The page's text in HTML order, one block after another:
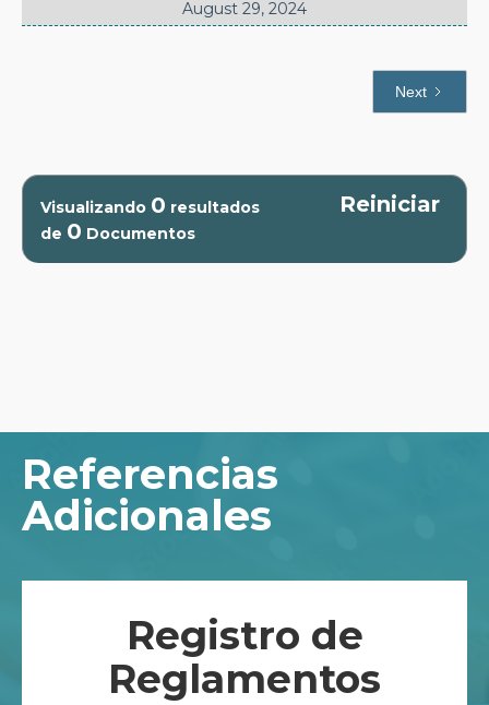
August 29, 2024
Next
Visualizando 0 resultados
de 0 Documentos
Reiniciar
Referencias
Adicionales
Registro de
Reglamentos